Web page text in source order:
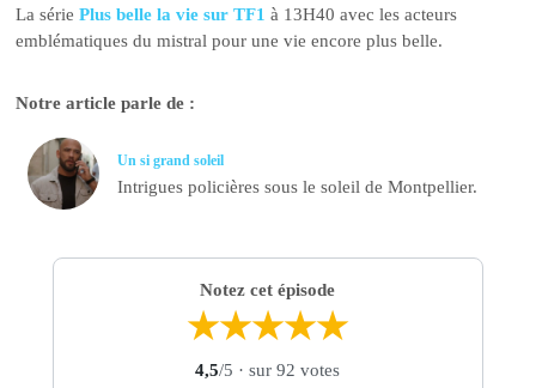
La sériePlus belle la vie sur TF1 à 13H40 avec les acteurs
emblématiques du mistral pour une vie encore plus belle.
Notre article parle de :
Un si grand soleil
Intrigues policières sous le soleil de Montpellier.
Notez cet épisode
★★★★★
4,5/5 · sur 92 votes